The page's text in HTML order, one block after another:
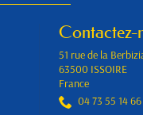
Contactez-
51 rue de la
63500 ISSOIRE
France
04 73 55 14 66